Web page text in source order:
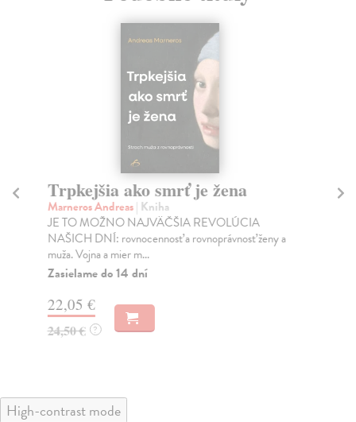
Trpkejšia ako smrť je žena
Marneros Andreas| Kniha
JE TO MOŽNO NAJVÄČŠIA REVOLÚCIA
NAŠICH DNÍ: rovnocennosť a rovnoprávnosť ženy a
muža. Vojna a mier m...
Zasielame do 14 dní
22,05 €
24,50 € ?
High-contrast mode